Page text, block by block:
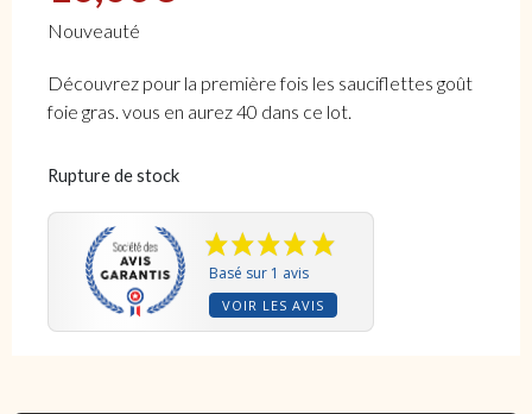
Nouveauté
Découvrez pour la première fois les sauciflettes goût
foie gras. vous en aurez 40 dans ce lot.
Rupture de stock
Basé sur 1 avis
VOIR LES AVIS